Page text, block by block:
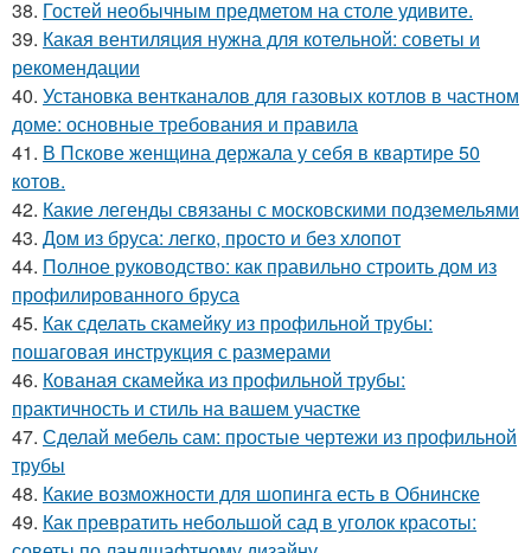
38. Гостей необычным предметом на столе удивите.
39. Какая вентиляция нужна для котельной: советы и
рекомендации
40. Установка вентканалов для газовых котлов в частном
доме: основные требования и правила
41. В Пскове женщина держала у себя в квартире 50
котов.
42. Какие легенды связаны с московскими подземельями
43. Дом из бруса: легко, просто и без хлопот
44. Полное руководство: как правильно строить дом из
профилированного бруса
45. Как сделать скамейку из профильной трубы:
пошаговая инструкция с размерами
46. Кованая скамейка из профильной трубы:
практичность и стиль на вашем участке
47. Сделай мебель сам: простые чертежи из профильной
трубы
48. Какие возможности для шопинга есть в Обнинске
49. Как превратить небольшой сад в уголок красоты: